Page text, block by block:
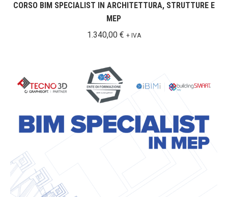
CORSO BIM SPECIALIST IN ARCHITETTURA, STRUTTURE E
MEP
1.340,00 € + IVA